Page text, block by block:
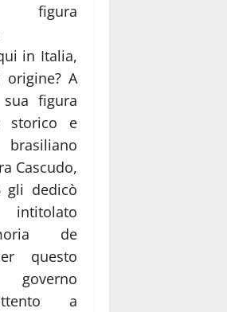
figura
in Italia,
origine? A
figura
storico e
Cascudo,
gli dedicò
intitolato
de
questo
governo
a